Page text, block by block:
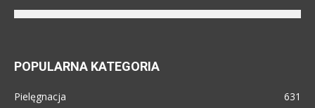
POPULARNA KATEGORIA
Pielęgnacja
631